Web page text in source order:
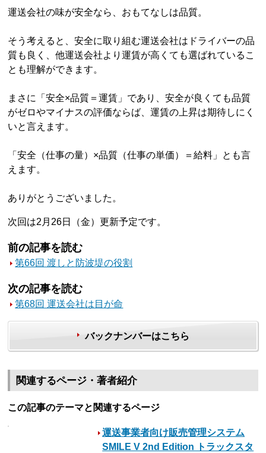
運送会社の味が安全なら、おもてなしは品質。
そう考えると、安全に取り組む運送会社はドライバーの品
質も良く、他運送会社より運賃が高くても選ばれているこ
とも理解ができます。
まさに「安全×品質＝運賃」であり、安全が良くても品質
がゼロやマイナスの評価ならば、運賃の上昇は期待しにく
いと言えます。
「安全（仕事の量）×品質（仕事の単価）＝給料」とも言
えます。
ありがとうございました。
次回は2月26日（金）更新予定です。
前の記事を読む
第66回 渡しと防波堤の役割
次の記事を読む
第68回 運送会社は目が命
バックナンバーはこちら
関連するページ・著者紹介
この記事のテーマと関連するページ
運送事業者向け販売管理システム
SMILE V 2nd Edition トラックスタ